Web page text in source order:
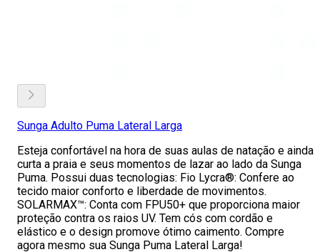
Sunga Adulto Puma Lateral Larga
Esteja confortável na hora de suas aulas de natação e ainda
curta a praia e seus momentos de lazar ao lado da Sunga
Puma. Possui duas tecnologias: Fio Lycra®: Confere ao
tecido maior conforto e liberdade de movimentos.
SOLARMAX™: Conta com FPU50+ que proporciona maior
proteção contra os raios UV. Tem cós com cordão e
elástico e o design promove ótimo caimento. Compre
agora mesmo sua Sunga Puma Lateral Larga!